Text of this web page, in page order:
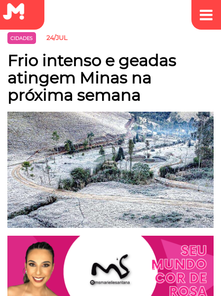
CIDADES 24/JUL
Frio intenso e geadas
atingem Minas na
próxima semana